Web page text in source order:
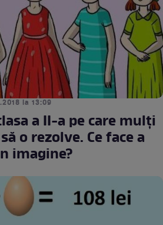
la 13:09
a II-a pe care mulţi
o rezolve. Ce face a
imagine?